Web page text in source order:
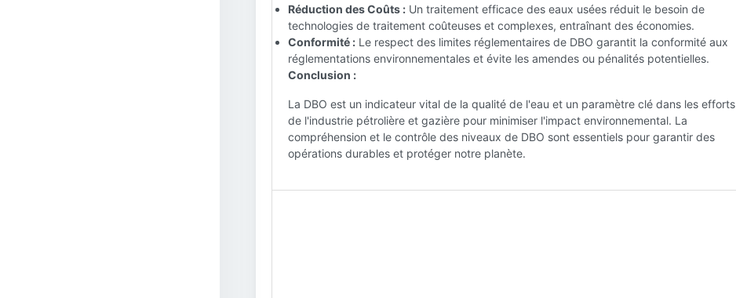
Réduction des Coûts : Un traitement efficace des eaux usées réduit le besoin de
technologies de traitement coûteuses et complexes, entraînant des économies.
Conformité : Le respect des limites réglementaires de DBO garantit la conformité aux
réglementations environnementales et évite les amendes ou pénalités potentielles.
Conclusion :
La DBO est un indicateur vital de la qualité de l'eau et un paramètre clé dans les efforts
de l'industrie pétrolière et gazière pour minimiser l'impact environnemental. La
compréhension et le contrôle des niveaux de DBO sont essentiels pour garantir des
opérations durables et protéger notre planète.